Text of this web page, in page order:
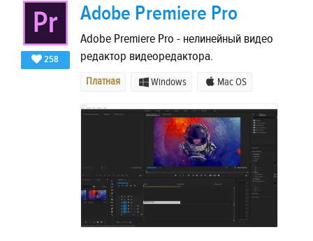
258
Adobe Premiere Pro
Adobe Premiere Pro - нелинейный видео
редактор видеоредактора.
Платная Windows Mac OS